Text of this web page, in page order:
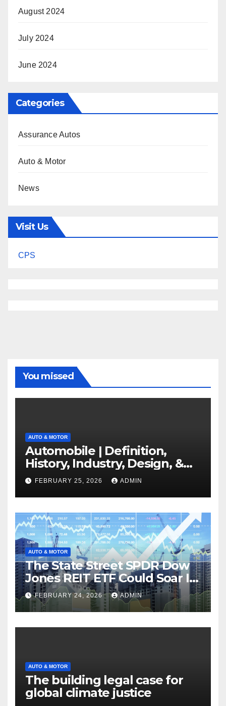
August 2024
July 2024
June 2024
Categories
Assurance Autos
Auto & Motor
News
Visit Us
CPS
You missed
AUTO & MOTOR
Automobile | Definition,
History, Industry, Design, &
Facts
FEBRUARY 25, 2026 ADMIN
AUTO & MOTOR
The State Street SPDR Dow
Jones REIT ETF Could Soar If
These 2 Things Go Right
FEBRUARY 24, 2026 ADMIN
AUTO & MOTOR
The building legal case for
global climate justice